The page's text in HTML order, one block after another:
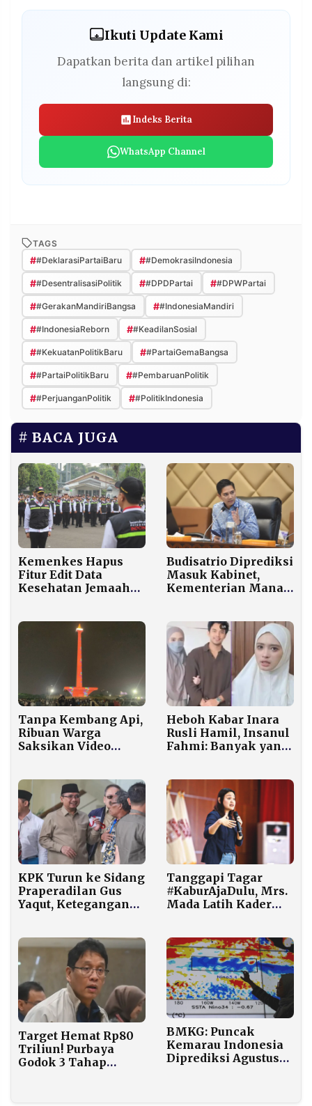
Ikuti Update Kami
Dapatkan berita dan artikel pilihan
langsung di:
Indeks Berita
WhatsApp Channel
TAGS
##DeklarasiPartaiBaru ##DemokrasiIndonesia
##DesentralisasiPolitik ##DPDPartai ##DPWPartai
##GerakanMandiriBangsa ##IndonesiaMandiri
##IndonesiaReborn ##KeadilanSosial
##KekuatanPolitikBaru ##PartaiGemaBangsa
##PartaiPolitikBaru ##PembaruanPolitik
##PerjuanganPolitik ##PolitikIndonesia
BACA JUGA
Kemenkes Hapus
Fitur Edit Data
Kesehatan Jemaah
Budisatrio Diprediksi
Masuk Kabinet,
Kementerian Mana
Tanpa Kembang Api,
Ribuan Warga
Saksikan Video
Monas Saat
Countdown Tahun
Baru
Heboh Kabar Inara
Rusli Hamil, Insanul
Fahmi: Banyak yang
KPK Turun ke Sidang
Praperadilan Gus
Yaqut, Ketegangan
Tanggapi Tagar
#KaburAjaDulu, Mrs.
Mada Latih Kader
Target Hemat Rp80
Triliun! Purbaya
Godok 3 Tahap
BMKG: Puncak
Kemarau Indonesia
Diprediksi Agustus